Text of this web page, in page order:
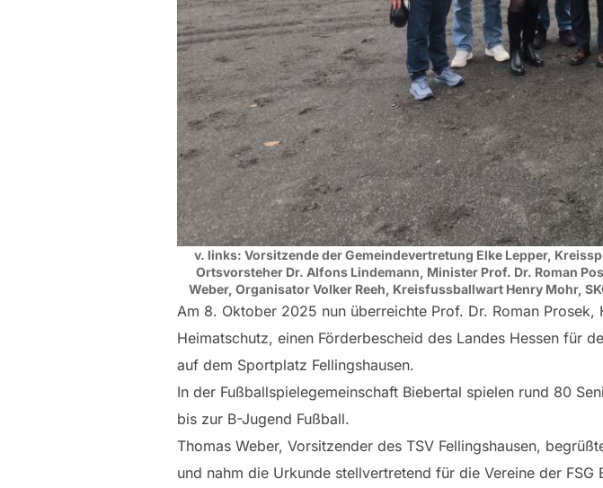
v. links: Vorsitzende der Gemeindevertretung Elke Lepper,
Ortsvorsteher Dr. Alfons Lindemann, Minister Prof. Dr. Roman
Weber, Organisator Volker Reeh, Kreisfussballwart Henry Mohr,
Am 8. Oktober 2025 nun überreichte Prof. Dr. Roman
Heimatschutz, einen Förderbescheid des Landes Hessen für
auf dem Sportplatz Fellingshausen.
In der Fußballspielegemeinschaft Biebertal spielen rund 80
bis zur B-Jugend Fußball.
Thomas Weber, Vorsitzender des TSV Fellingshausen,
und nahm die Urkunde stellvertretend für die Vereine der FSG